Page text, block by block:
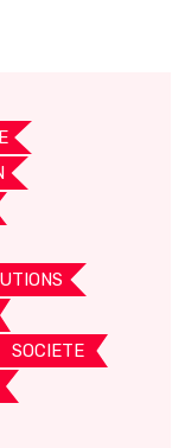
SOCIETE